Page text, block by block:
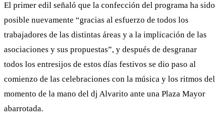
El primer edil señaló que la confección del programa ha sido
posible nuevamente “gracias al esfuerzo de todos los
trabajadores de las distintas áreas y a la implicación de las
asociaciones y sus propuestas”, y después de desgranar
todos los entresijos de estos días festivos se dio paso al
comienzo de las celebraciones con la música y los ritmos del
momento de la mano del dj Alvarito ante una Plaza Mayor
abarrotada.